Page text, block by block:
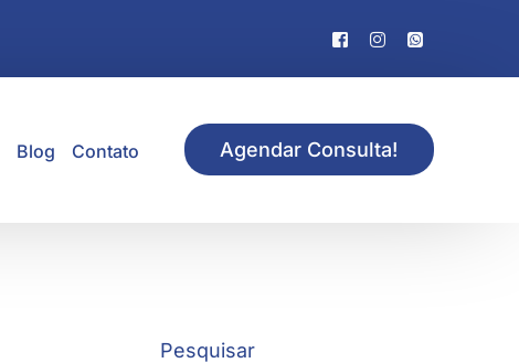
Blog Contato Agendar Consulta!
Pesquisar